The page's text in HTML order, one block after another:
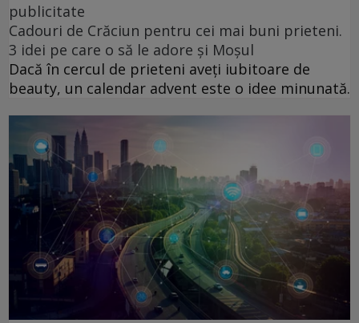
publicitate
Cadouri de Crăciun pentru cei mai buni prieteni.
3 idei pe care o să le adore și Moșul
Dacă în cercul de prieteni aveți iubitoare de
beauty, un calendar advent este o idee minunată.